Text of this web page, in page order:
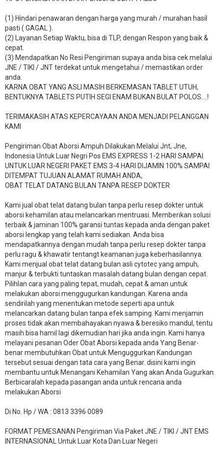
(1) Hindari penawaran dengan harga yang murah / murahan hasil
pasti ( GAGAL ).
(2) Layanan Setiap Waktu, bisa di TLP, dengan Respon yang baik &
cepat.
(3) Mendapatkan No Resi Pengiriman supaya anda bisa cek melalui
JNE / TIKI / JNT terdekat untuk mengetahui / memastikan order
anda.
KARNA OBAT YANG ASLI MASIH BERKEMASAN TABLET UTUH,
BENTUKNYA TABLETS PUTIH SEGI ENAM BUKAN BULAT POLOS….!
TERIMAKASIH ATAS KEPERCAYAAN ANDA MENJADI PELANGGAN
KAMI
Pengiriman Obat Aborsi Ampuh Dilakukan Melalui Jnt, Jne,
Indonesia Untuk Luar Negri Pos EMS EXPRESS 1-2 HARI SAMPAI.
UNTUK LUAR NEGERI PAKET EMS 3-4 HARI DIJAMIN 100% SAMPAI
DITEMPAT TUJUAN ALAMAT RUMAH ANDA,
OBAT TELAT DATANG BULAN TANPA RESEP DOKTER
Kami jual obat telat datang bulan tanpa perlu resep dokter untuk
aborsi kehamilan atau melancarkan mentruasi. Memberikan solusi
terbaik & jaminan 100% garansi tuntas kepada anda dengan paket
aborsi lengkap yang telah kami sediakan. Anda bisa
mendapatkannya dengan mudah tanpa perlu resep dokter tanpa
perlu ragu & khawatir tentangt keamanan juga keberhasilannya.
Kami menjual obat telat datang bulan asli cytotec yang ampuh,
manjur & terbukti tuntaskan masalah datang bulan dengan cepat.
Pilihlan cara yang paling tepat, mudah, cepat & aman untuk
melakukan aborsi menggugurkan kandungan. Karena anda
sendirilah yang menentukan metode seperti apa untuk
melancarkan datang bulan tanpa efek samping. Kami menjamin
proses tidak akan membahayakan nyawa & beresiko mandul, tentu
masih bisa hamil lagi dikemudian hari jika anda ingin. Kami hanya
melayani pesanan Oder Obat Aborsi kepada anda Yang Benar-
benar membutuhkan Obat untuk Menguggurkan Kandungan
tersebut sesuai dengan tata cara yang Benar. disini kami ingin
membantu untuk Menangani Kehamilan Yang akan Anda Gugurkan.
Berbicaralah kepada pasangan anda untuk rencana anda
melakukan Aborsi
Di No. Hp / WA : 0813 3396 0089
FORMAT PEMESANAN Pengiriman Via Paket JNE / TIKI / JNT EMS
INTERNASIONAL Untuk Luar Kota Dan Luar Negeri